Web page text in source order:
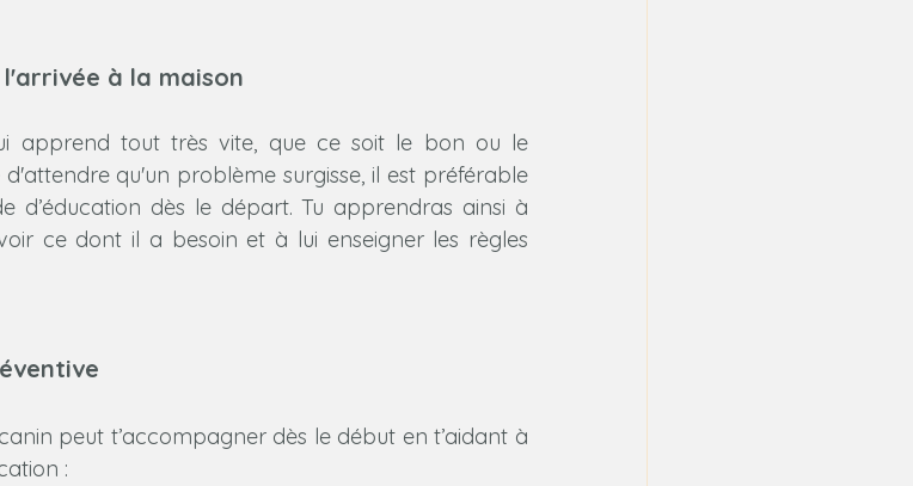
à la maison
apprend tout très vite, que ce soit le bon ou le
qu'un problème surgisse, il est préférable
d’éducation dès le départ. Tu apprendras ainsi à
ce dont il a besoin et à lui enseigner les règles
peut t’accompagner dès le début en t’aidant à
: